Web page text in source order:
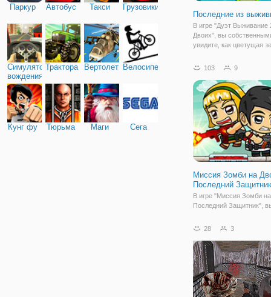
Паркур Автобус Такси Грузовики
Симулятор
вождения
Трактора ВертолетыВелосипед
Кунг фу Тюрьма Маги Сега
Последние из
В игре "Дуэт Выживание
Двоих", вы
увидите, как цветущая
превратиться в поле
обрушился страшный
несколько дней он
103 9
Миссия Зомби на
Последний Защитник
В игре "Миссия Зомби
Последний Защитник",
событиях, которые
частях "Миссий Зомби".
секретной лаборатории
разрабатывался
28 3